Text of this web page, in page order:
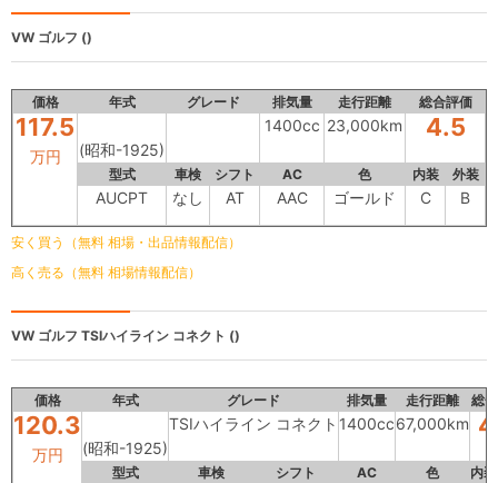
VW ゴルフ ()
価格 年式 グレード 排気量 走行距離 総合評価
117.5
万円 (昭和-1925)
1400cc 23,000km 4.5
型式 車検 シフト AC 色 内装 外装
AUCPT なし AT AAC ゴールド C B
安く買う（無料 相場・出品情報配信）
高く売る（無料 相場情報配信）
VW ゴルフ TSIハイライン コネクト ()
価格 年式 グレード 排気量 走行距離 総
120.3
万円 (昭和-1925)
TSIハイライン コネクト 1400cc67,000km
型式 車検 シフト AC 色 内装